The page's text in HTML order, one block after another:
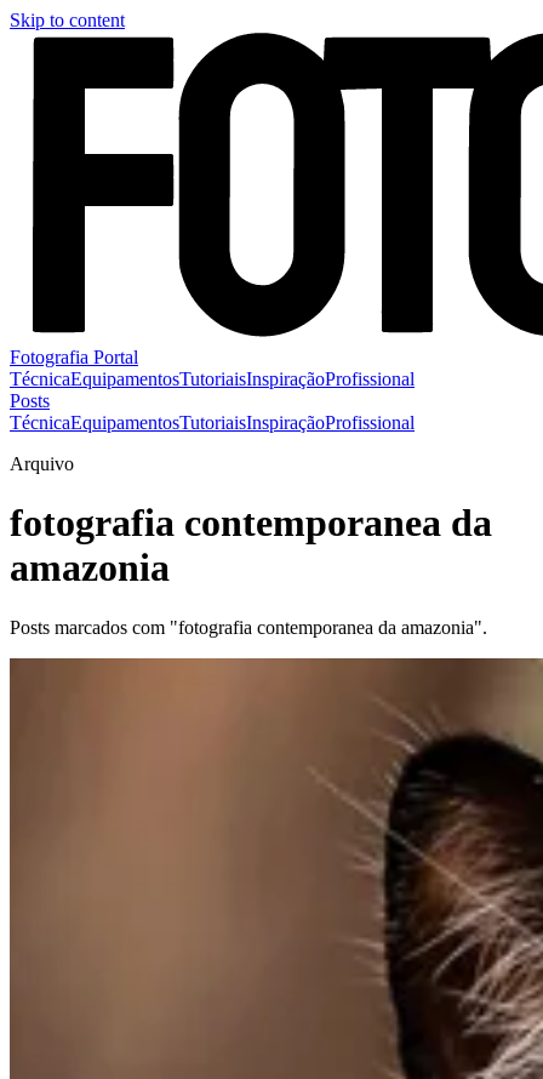
Skip to content
Fotografia Portal
TécnicaEquipamentosTutoriaisInspiraçãoProfissional
Posts
TécnicaEquipamentosTutoriaisInspiraçãoProfissional
Arquivo
fotografia contemporanea da
amazonia
Posts marcados com "fotografia contemporanea da amazonia".